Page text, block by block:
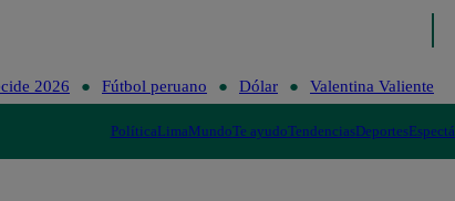
Valentina
2026 Fútbol peruano Dólar Valentina Valiente
PolíticaLimaMundoTe ayudoTendenciasDeportes